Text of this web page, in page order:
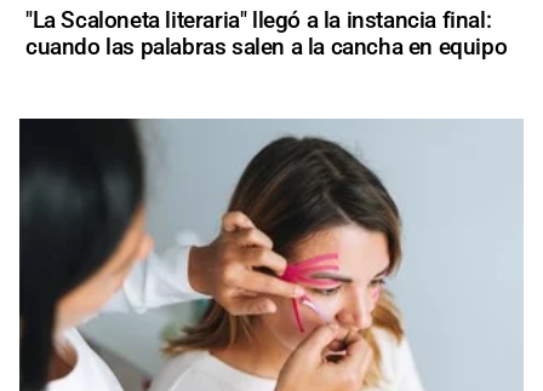
"La Scaloneta literaria" llegó a la instancia final:
cuando las palabras salen a la cancha en equipo